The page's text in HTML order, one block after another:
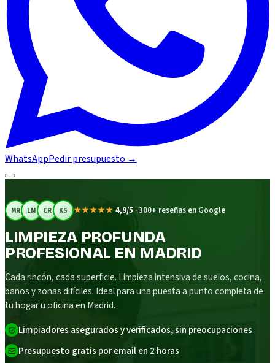
WhatsAppPedir presupuesto →
MR LM CR KS ★★★★★ 4,9/5 ·300+ reseñas en Google
LIMPIEZA PROFUNDA
PROFESIONAL EN MADRID
Cada rincón, cada superficie. Limpieza intensiva de suelos, cocina,
baños y zonas difíciles. Ideal para una puesta a punto completa de
tu hogar u oficina en Madrid.
Limpiadores asegurados y verificados, sin preocupaciones
Presupuesto gratis por email en 2 horas